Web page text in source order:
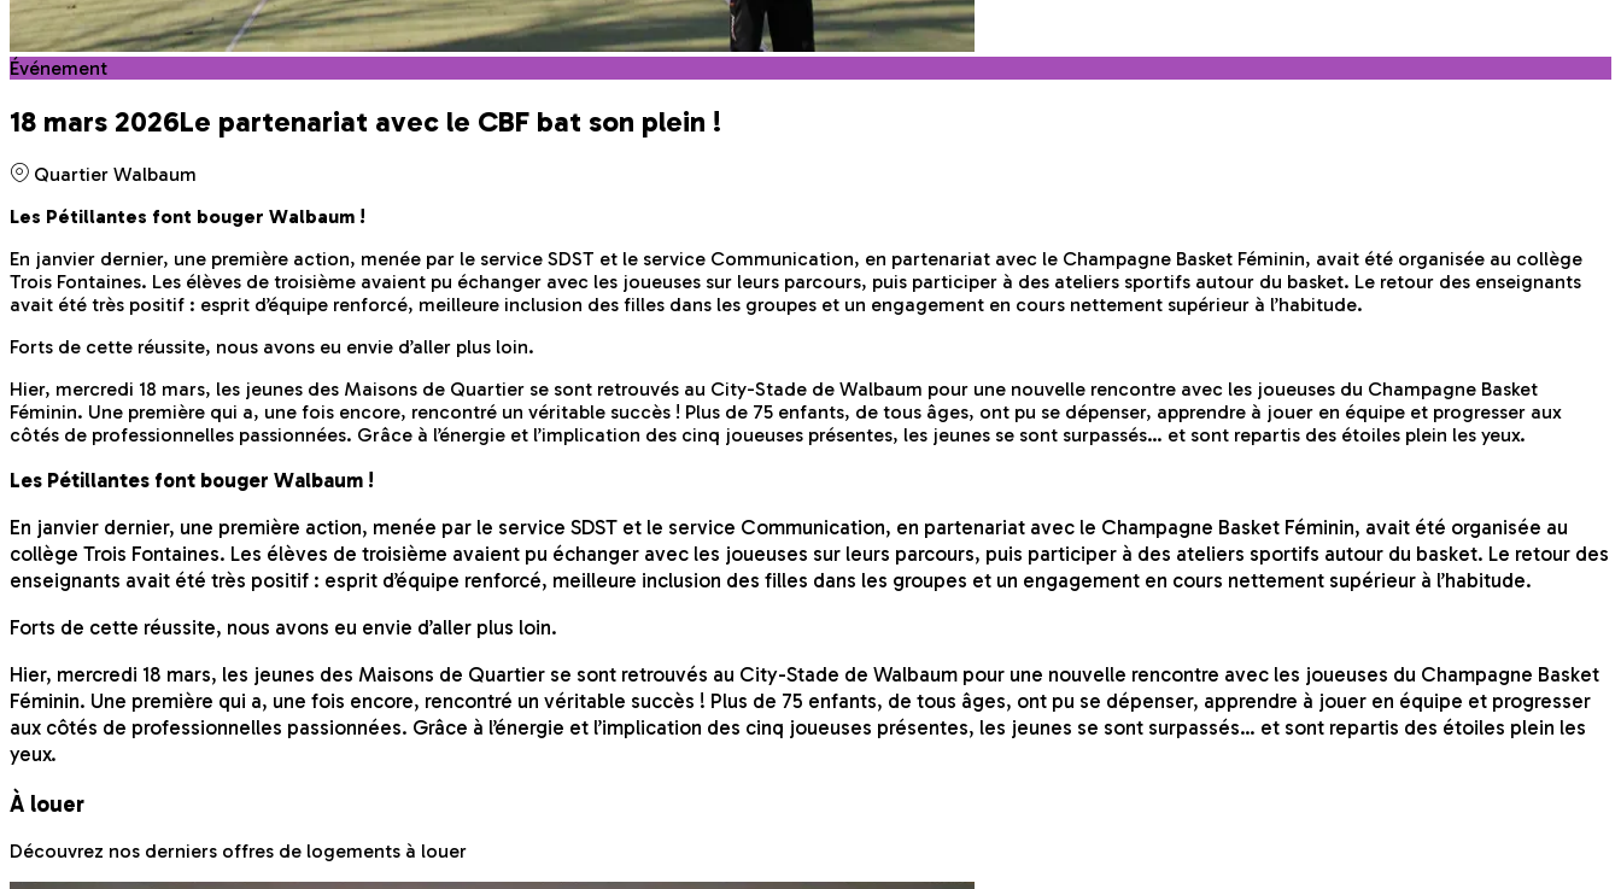
Événement
18 mars 2026Le partenariat avec le CBF bat son plein !
Quartier Walbaum
Les Pétillantes font bouger Walbaum !
En janvier dernier, une première action, menée par le service SDST et le service Communication, en partenariat avec le Champagne Basket Féminin, avait été organisée au collège
Trois Fontaines. Les élèves de troisième avaient pu échanger avec les joueuses sur leurs parcours, puis participer à des ateliers sportifs autour du basket. Le retour des enseignants
avait été très positif : esprit d’équipe renforcé, meilleure inclusion des filles dans les groupes et un engagement en cours nettement supérieur à l’habitude.
Forts de cette réussite, nous avons eu envie d’aller plus loin.
Hier, mercredi 18 mars, les jeunes des Maisons de Quartier se sont retrouvés au City-Stade de Walbaum pour une nouvelle rencontre avec les joueuses du Champagne Basket
Féminin. Une première qui a, une fois encore, rencontré un véritable succès ! Plus de 75 enfants, de tous âges, ont pu se dépenser, apprendre à jouer en équipe et progresser aux
côtés de professionnelles passionnées. Grâce à l’énergie et l’implication des cinq joueuses présentes, les jeunes se sont surpassés… et sont repartis des étoiles plein les yeux.
Les Pétillantes font bouger Walbaum !
En janvier dernier, une première action, menée par le service SDST et le service Communication, en partenariat avec le Champagne Basket Féminin, avait été organisée au
collège Trois Fontaines. Les élèves de troisième avaient pu échanger avec les joueuses sur leurs parcours, puis participer à des ateliers sportifs autour du basket. Le retour des
enseignants avait été très positif : esprit d’équipe renforcé, meilleure inclusion des filles dans les groupes et un engagement en cours nettement supérieur à l’habitude.
Forts de cette réussite, nous avons eu envie d’aller plus loin.
Hier, mercredi 18 mars, les jeunes des Maisons de Quartier se sont retrouvés au City-Stade de Walbaum pour une nouvelle rencontre avec les joueuses du Champagne Basket
Féminin. Une première qui a, une fois encore, rencontré un véritable succès ! Plus de 75 enfants, de tous âges, ont pu se dépenser, apprendre à jouer en équipe et progresser
aux côtés de professionnelles passionnées. Grâce à l’énergie et l’implication des cinq joueuses présentes, les jeunes se sont surpassés… et sont repartis des étoiles plein les
yeux.
À louer
Découvrez nos derniers offres de logements à louer